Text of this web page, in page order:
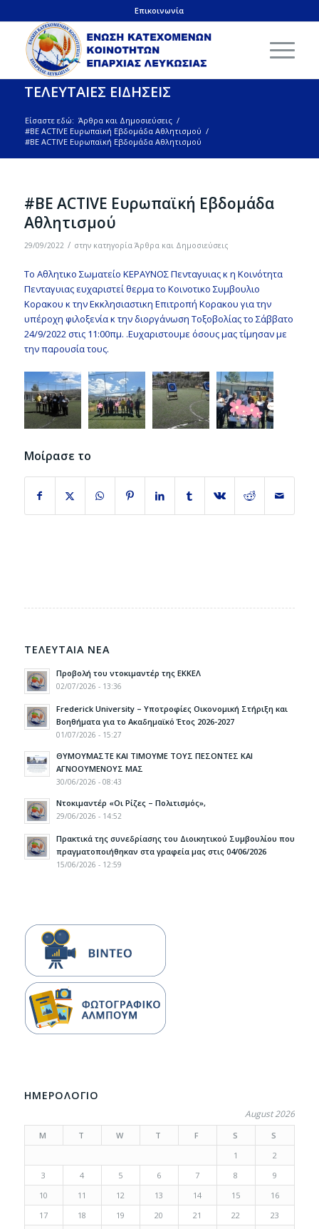
Επικοινωνία
ΤΕΛΕΥΤΑΙΕΣ ΕΙΔΗΣΕΙΣ
Είσαστε εδώ: Άρθρα και Δημοσιεύσεις /
#BE ACTIVE Ευρωπαϊκή Εβδομάδα Αθλητισμού /
#BE ACTIVE Ευρωπαϊκή Εβδομάδα Αθλητισμού
#BE ACTIVE Ευρωπαϊκή Εβδομάδα
Αθλητισμού
29/09/2022 / στην κατηγορία Άρθρα και Δημοσιεύσεις
Το Αθλητικο Σωματείο ΚΕΡΑΥΝΟΣ Πενταγυιας κ η Κοινότητα
Πενταγυιας ευχαριστεί θερμα το Κοινοτικο Συμβουλιο
Κορακου κ την Εκκλησιαστικη Επιτροπή Κορακου για την
υπέροχη φιλοξενία κ την διοργάνωση Τοξοβολίας το Σάββατο
24/9/2022 στις 11:00πμ. .Ευχαριστουμε όσους μας τίμησαν με
την παρουσία τους.
Μοίρασε το
ΤΕΛΕΥΤΑΙΑ ΝΕΑ
Προβολή του ντοκιμαντέρ της ΕΚΚΕΛ
02/07/2026 - 13:36
Frederick University – Υποτροφίες Οικονομική Στήριξη και
Βοηθήματα για το Ακαδημαϊκό Έτος 2026-2027
01/07/2026 - 15:27
ΘΥΜΟΥΜΑΣΤΕ ΚΑΙ ΤΙΜΟΥΜΕ ΤΟΥΣ ΠΕΣΟΝΤΕΣ ΚΑΙ
ΑΓΝΟΟΥΜΕΝΟΥΣ ΜΑΣ
30/06/2026 - 08:43
Ντοκιμαντέρ «Οι Ρίζες – Πολιτισμός»,
29/06/2026 - 14:52
Πρακτικά της συνεδρίασης του Διοικητικού Συμβουλίου που
πραγματοποιήθηκαν στα γραφεία μας στις 04/06/2026
15/06/2026 - 12:59
ΗΜΕΡΟΛΟΓΙΟ
August 2026
M T W T F S
S
1
2
3
4 5 6 7 8
9
10
11 12 13 14 15
16
17
18 19 20 21 22
23